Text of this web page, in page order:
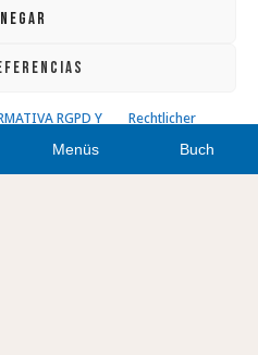
RGPD Y
Rechtlicher
Menüs Buch